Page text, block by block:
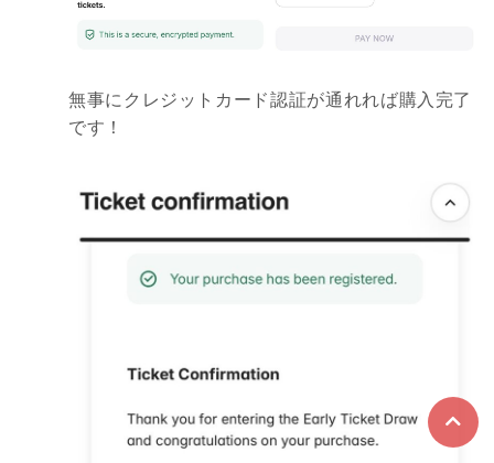
無事にクレジットカード認証が通れれば購入完了
です！